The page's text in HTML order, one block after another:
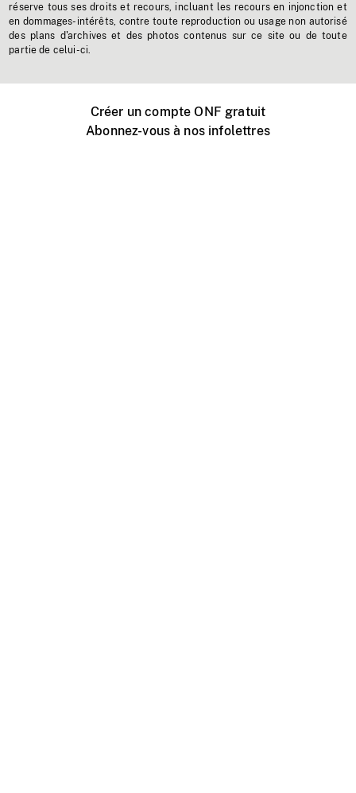
réserve tous ses droits et recours, incluant les recours en injonction et
en dommages-intérêts, contre toute reproduction ou usage non autorisé
des plans d'archives et des photos contenus sur ce site ou de toute
partie de celui-ci.
Créer un compte ONF gratuit
Abonnez-vous à nos infolettres